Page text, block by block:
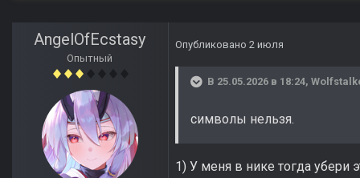
AngelOfEcstasy
Опытный
Опубликовано 2 июля
В 25.05.2026 в 18:24,
символы нельзя.
1) У меня в нике тогда убери